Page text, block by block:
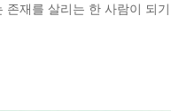
재를 살리는 한 사람이 되